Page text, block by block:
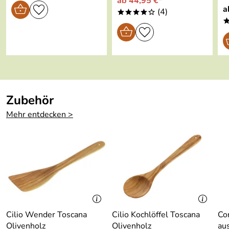
Garantie:
2 Jahre (PDF)
frei von PFOA/PFAS/PTFE
****o (4)
Zubehör
Mehr entdecken >
Cilio Wender Toscana
Olivenholz
Cilio Kochlöffel Toscana
Olivenholz